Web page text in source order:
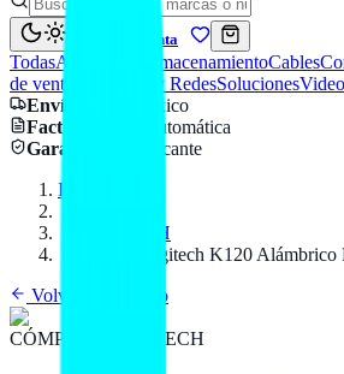
Mi cuenta
TodasAccesorios AlmacenamientoCables
de venta
Seguridad y RedesSoluciones
Envío
a todo México
Factura CFDI
automática
Garantía
de fabricante
Inicio
LOGITECH
Teclado Logitech K120 Alámbrico
Volver al catálogo
CÓMPUTO LOGITECH